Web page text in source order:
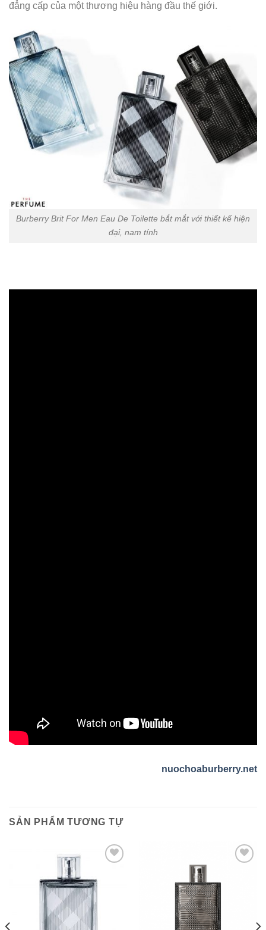
đẳng cấp của một thương hiệu hàng đầu thế giới.
Burberry Brit For Men Eau De Toilette bắt mắt với thiết kế hiện
đại, nam tính
nuochoaburberry.net
SẢN PHẨM TƯƠNG TỰ